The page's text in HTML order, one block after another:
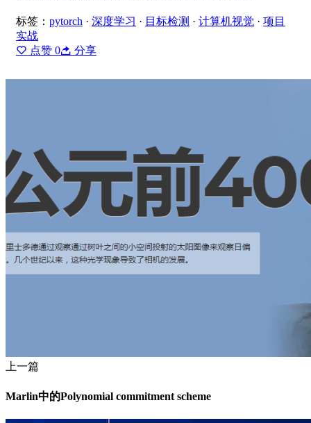
标签： pytorch · 深度学习 · 目标检测 · 计算机视觉 · 项目
实战
点赞 0 分享
上一篇
Marlin中的Polynomial commitment scheme